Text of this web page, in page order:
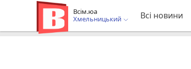
Всім.юа
Хмельницький
Всі новини